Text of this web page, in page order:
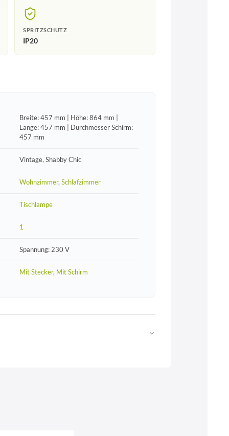
SPRITZSCHUTZ
IP20
Breite: 457 mm | Höhe: 864 mm |
Länge: 457 mm | Durchmesser Schirm:
457 mm
Vintage, Shabby Chic
Wohnzimmer, Schlafzimmer
Tischlampe
1
Spannung: 230 V
Mit Stecker, Mit Schirm